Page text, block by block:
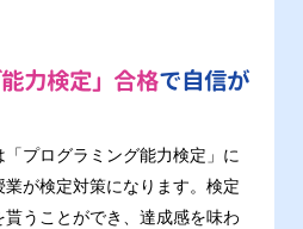
力検定」合格で自信が
プログラミング能力検定」に
が検定対策になります。検定
うことができ、達成感を味わ